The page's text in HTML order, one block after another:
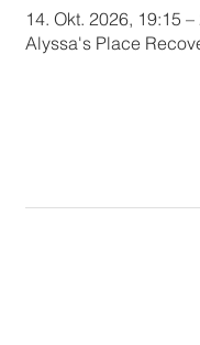
14. Okt. 2026, 19:15 –
Alyssa's Place